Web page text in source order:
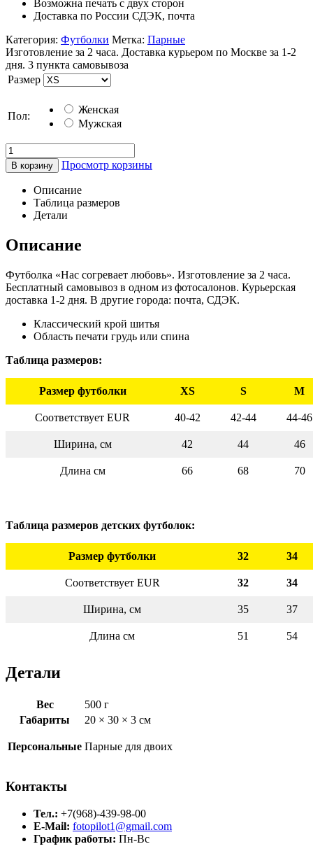
Возможна печать с двух сторон
Доставка по России СДЭК, почта
Категория: Футболки Метка: Парные
Изготовление за 2 часа. Доставка курьером по Москве за 1-2
дня. 3 пункта самовывоза
Размер
Пол:
Женская
Мужская
В корзину Просмотр корзины
Описание
Таблица размеров
Детали
Описание
Футболка «Нас согревает любовь». Изготовление за 2 часа.
Бесплатный самовывоз в одном из фотосалонов. Курьерская
доставка 1-2 дня. В другие города: почта, СДЭК.
Классический крой шитья
Область печати грудь или спина
Таблица размеров:
Размер футболки XS S M
Соответствует EUR 40-42 42-44 44-46
Ширина, см 42 44 46
Длина см 66 68 70
Таблица размеров детских футболок:
Размер футболки 32 34
Соответствует EUR 32 34
Ширина, см 35 37
Длина см 51 54
Детали
Вес
500 г
Габариты
20 × 30 × 3 см
Персональные Парные для двоих
Контакты
Тел.: +7(968)-439-98-00
E-Mail: fotopilot1@gmail.com
График работы: Пн-Вс